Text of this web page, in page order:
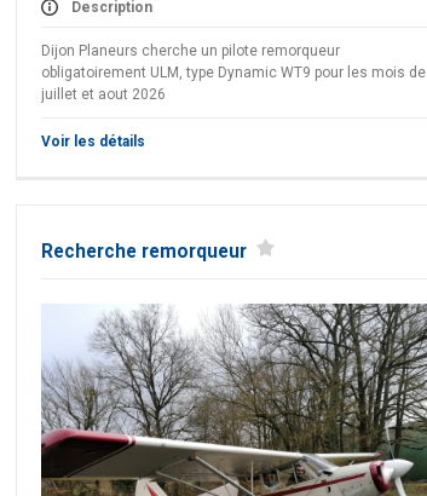
Description
Dijon Planeurs cherche un pilote remorqueur
obligatoirement ULM, type Dynamic WT9 pour les mois de
juillet et aout 2026
Voir les détails
Recherche remorqueur